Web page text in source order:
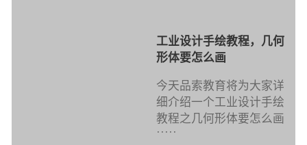
工业设计手绘教程，几何
形体要怎么画
今天品索教育将为大家详
细介绍一个工业设计手绘
教程之几何形体要怎么画
·····